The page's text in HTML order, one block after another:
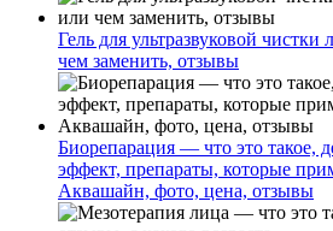
Гель для ультразвуковой
чем заменить, отзывы
Биорепарация — что это такое,
эффект, препараты, которые
Аквашайн, фото, цена, отзывы